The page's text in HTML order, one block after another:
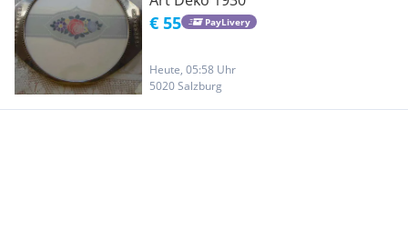
€ 55 PayLivery
Heute, 05:58 Uhr
5020 Salzburg